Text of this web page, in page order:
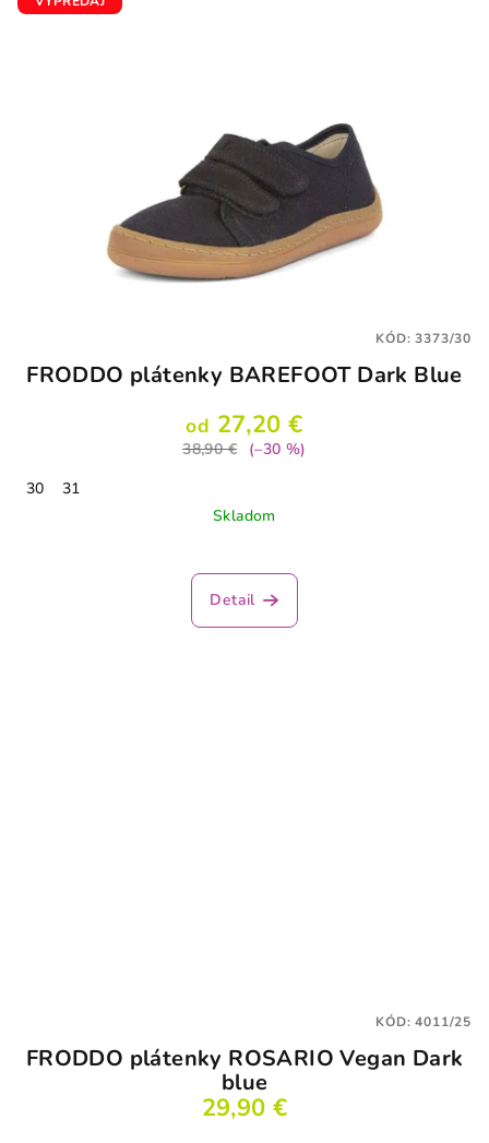
FRODDO plátenky BAREFOOT Dark Blue
od 27,20 €
38,90 €
(–30 %)
30
31
Skladom
Detail
KÓD:3373/30
FRODDO plátenky ROSARIO Vegan Dark
blue
29,90 €
KÓD:4011/25